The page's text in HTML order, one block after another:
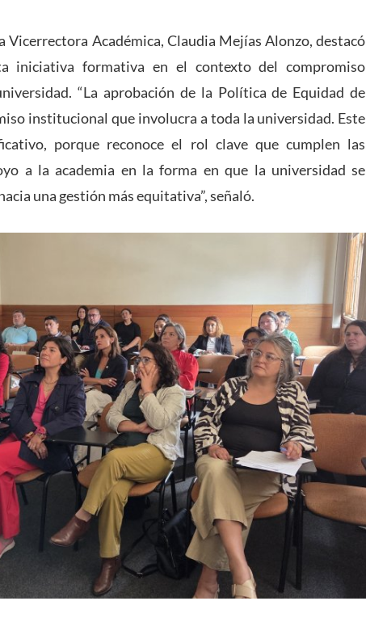
Vicerrectora Académica, Claudia Mejías Alonzo, destacó
iniciativa formativa en el contexto del compromiso
“La aprobación de la Política de Equidad de
institucional que involucra a toda la universidad. Este
porque reconoce el rol clave que cumplen las
a la academia en la forma en que la universidad se
una gestión más equitativa”, señaló.